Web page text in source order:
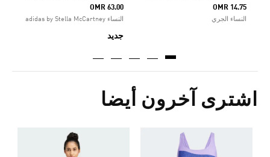
OMR 14.75
النساء الجري
OMR 63.00
النساء adidas by Stella McCartney
جديد
اشترى آخرون أيضا